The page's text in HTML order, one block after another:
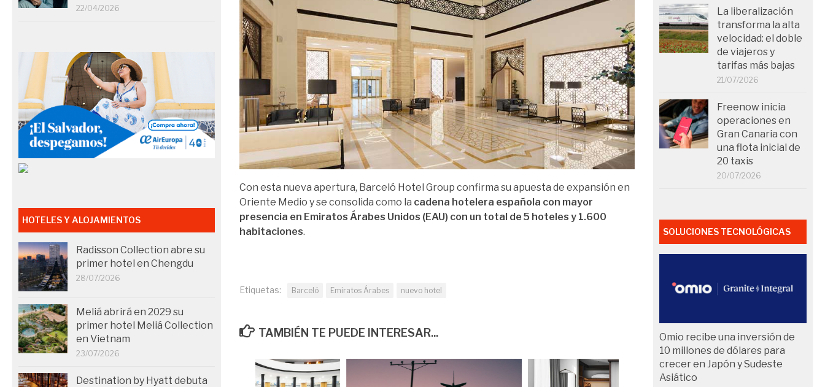
Con esta nueva apertura, Barceló Hotel Group confirma su apuesta de expansión en
Oriente Medio y se consolida como la cadena hotelera española con mayor
presencia en Emiratos Árabes Unidos (EAU) con un total de 5 hoteles y 1.600
habitaciones.
Etiquetas: Barceló Emiratos Árabes nuevo hotel
TAMBIÉN TE PUEDE INTERESAR...
22/04/2026
HOTELES Y ALOJAMIENTOS
Radisson Collection abre su
primer hotel en Chengdu
28/07/2026
Meliá abrirá en 2029 su
primer hotel Meliá Collection
en Vietnam
23/07/2026
Destination by Hyatt debuta
La liberalización
transforma la alta
velocidad: el doble
de viajeros y
tarifas más bajas
21/07/2026
Freenow inicia
operaciones en
Gran Canaria con
una flota inicial de
20 taxis
20/07/2026
SOLUCIONES TECNOLÓGICAS
Omio recibe una inversión de
10 millones de dólares para
crecer en Japón y Sudeste
Asiático